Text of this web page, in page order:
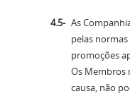
As
pelas
promoções
Os Membros
causa, não